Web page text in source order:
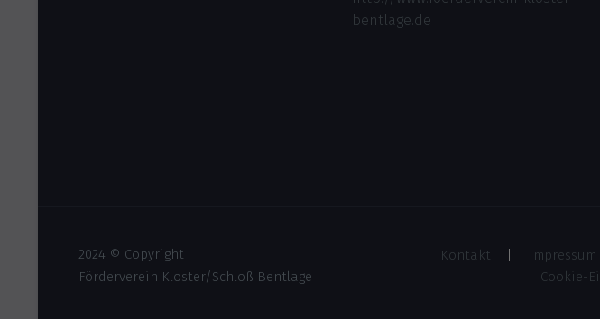
bentlage.de
Kontakt Impressum
Cookie-
2024 © Copyright
Förderverein Kloster/Schloß Bentlage